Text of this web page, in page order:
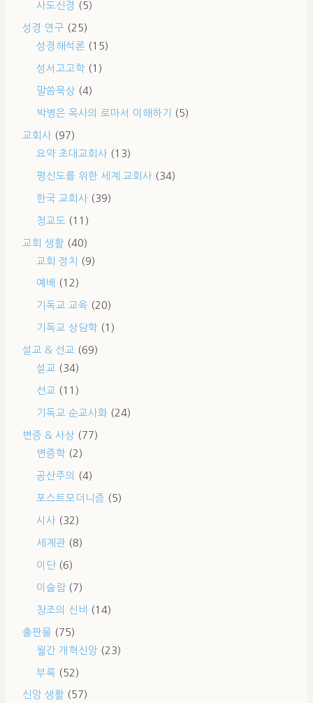
사도신경 (5)
성경 연구 (25)
성경해석론 (15)
성서고고학 (1)
말씀묵상 (4)
박병은 목사의 로마서 이해하기 (5)
교회사 (97)
요약 초대교회사 (13)
평신도를 위한 세계 교회사 (34)
한국 교회사 (39)
청교도 (11)
교회 생활 (40)
교회 정치
(9)
예배 (12)
기독교 교육 (20)
기독교 상담학 (1)
설교 & 선교 (69)
설교 (34)
선교 (11)
기독교 순교사화 (24)
변증 & 사상 (77)
변증학 (2)
공산주의 (4)
포스트모더니즘 (5)
시사 (32)
세계관 (8)
이단 (6)
이슬람 (7)
창조의 신비 (14)
출판물 (75)
월간 개혁신앙 (23)
부록 (52)
신앙 생활 (57)